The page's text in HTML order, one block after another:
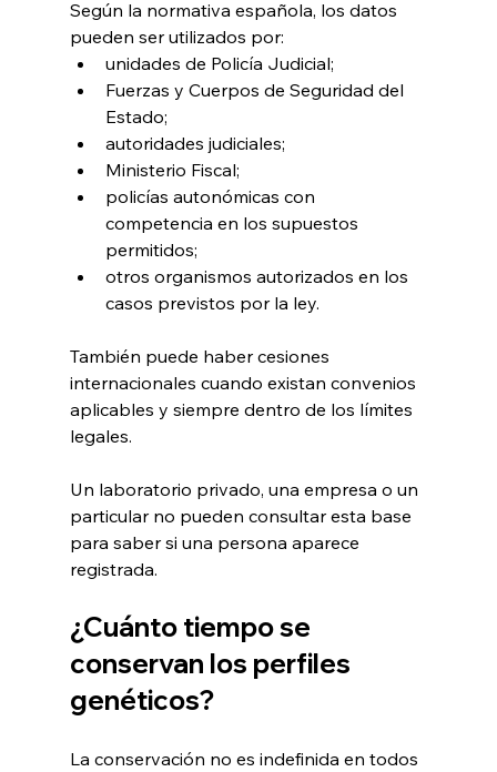
Según la normativa española, los datos
pueden ser utilizados por:
unidades de Policía Judicial;
Fuerzas y Cuerpos de Seguridad del
Estado;
autoridades judiciales;
Ministerio Fiscal;
policías autonómicas con
competencia en los supuestos
permitidos;
otros organismos autorizados en los
casos previstos por la ley.
También puede haber cesiones
internacionales cuando existan convenios
aplicables y siempre dentro de los límites
legales.
Un laboratorio privado, una empresa o un
particular no pueden consultar esta base
para saber si una persona aparece
registrada.
¿Cuánto tiempo se
conservan los perfiles
genéticos?
La conservación no es indefinida en todos